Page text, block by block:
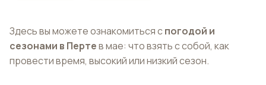
Здесь вы можете ознакомиться спогодой и
сезонами в Пертев мае: что взять с собой, как
провести время, высокий или низкий сезон.